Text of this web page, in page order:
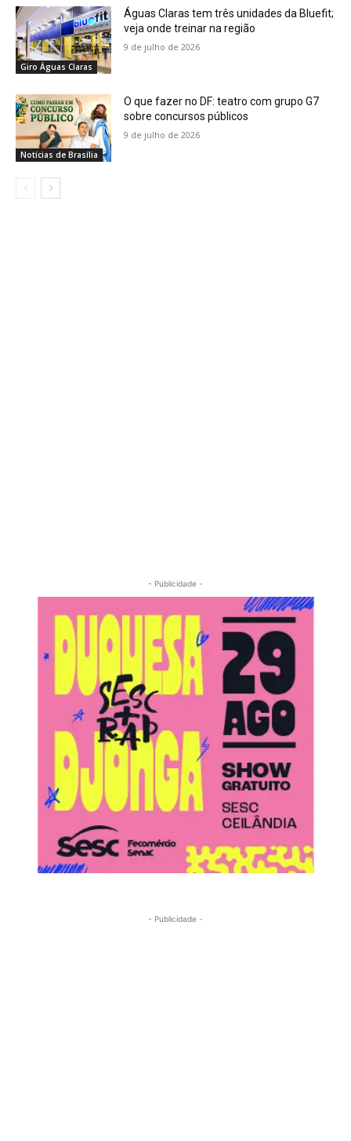
Giro Águas Claras
Águas Claras tem três unidades da Bluefit;
veja onde treinar na região
9 de julho de 2026
Notícias de Brasília
O que fazer no DF: teatro com grupo G7
sobre concursos públicos
9 de julho de 2026
- Publicidade -
- Publicidade -